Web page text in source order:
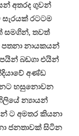
අතරද ගුවන්
සැරයක් රටටම
සමගින්, තවත්
නායකයන්
බඩගා එයින්
අණ්ඩ
හසුනොවන
න්‍යායන්
ට අමතර කියනා
ජනතාවක් සිටින